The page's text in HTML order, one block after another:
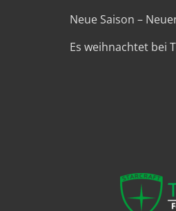
Neue Saison –
Es weihnachtet bei